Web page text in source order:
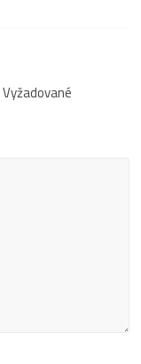
Vyžadované